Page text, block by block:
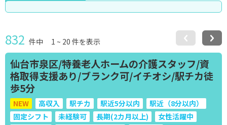
832 件中 1 ~ 20 件を表示
仙台市泉区/特養老人ホームの介護スタッフ/資
格取得支援あり/ブランク可/イチオシ/駅チカ徒
歩5分
NEW 高収入 駅チカ 駅近5分以内
駅近（8分以内）
固定シフト
未経験可 長期(2カ月以上)
女性活躍中